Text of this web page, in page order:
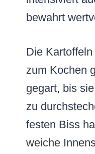
bewahrt
Die
zum Kochen
gegart, bis
zu
festen Biss
weiche